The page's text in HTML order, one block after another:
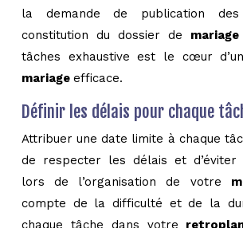
la demande de publication
constitution du dossier de mariage
tâches exhaustive est le cœur
mariage efficace.
Définir les délais pour chaque
Attribuer une date limite à chaque
de respecter les délais et d’éviter
lors de l’organisation de votre
compte de la difficulté et de la
chaque tâche dans votre